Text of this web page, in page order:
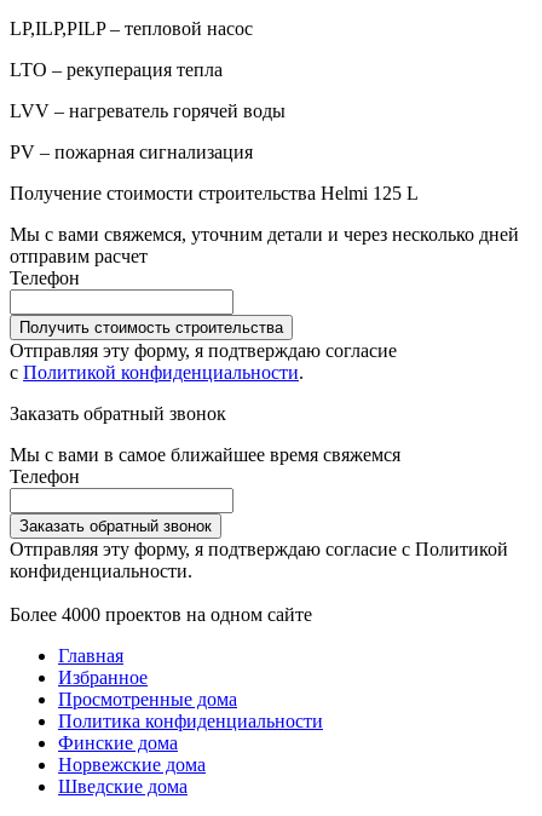
LP,ILP,PILP – тепловой насос
LTO – рекуперация тепла
LVV – нагреватель горячей воды
PV – пожарная сигнализация
Получение стоимости строительства Helmi 125 L
Мы с вами свяжемся, уточним детали и через несколько дней
отправим расчет
Телефон
Получить стоимость строительства
Отправляя эту форму, я подтверждаю согласие
с Политикой конфиденциальности.
Заказать обратный звонок
Мы с вами в самое ближайшее время свяжемся
Телефон
Заказать обратный звонок
Отправляя эту форму, я подтверждаю согласие с Политикой
конфиденциальности.
Более 4000 проектов на одном сайте
Главная
Избранное
Просмотренные дома
Политика конфиденциальности
Финские дома
Норвежские дома
Шведские дома